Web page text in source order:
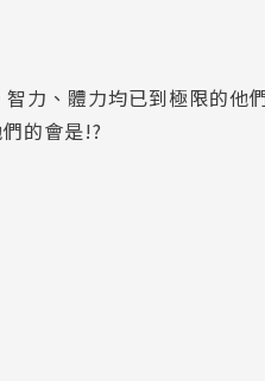
力、體力均已到極限的他
的會是!?